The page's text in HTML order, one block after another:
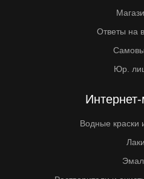
Ответы на
Юр.
Водные краски
Лаки